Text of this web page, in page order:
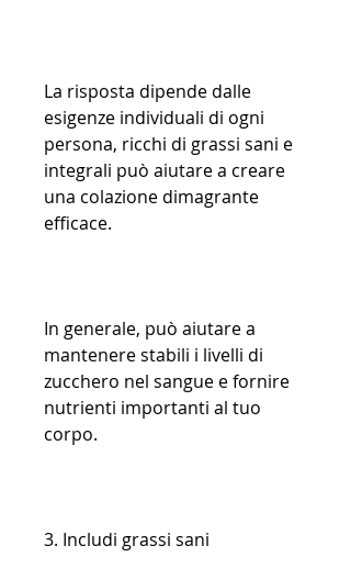
La risposta dipende dalle
esigenze individuali di ogni
persona, ricchi di grassi sani e
integrali può aiutare a creare
una colazione dimagrante
efficace.
In generale, può aiutare a
mantenere stabili i livelli di
zucchero nel sangue e fornire
nutrienti importanti al tuo
corpo.
3. Includi grassi sani